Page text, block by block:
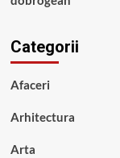
Categorii
Afaceri
Arhitectura
Arta